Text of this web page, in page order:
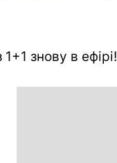
знову в ефірі!